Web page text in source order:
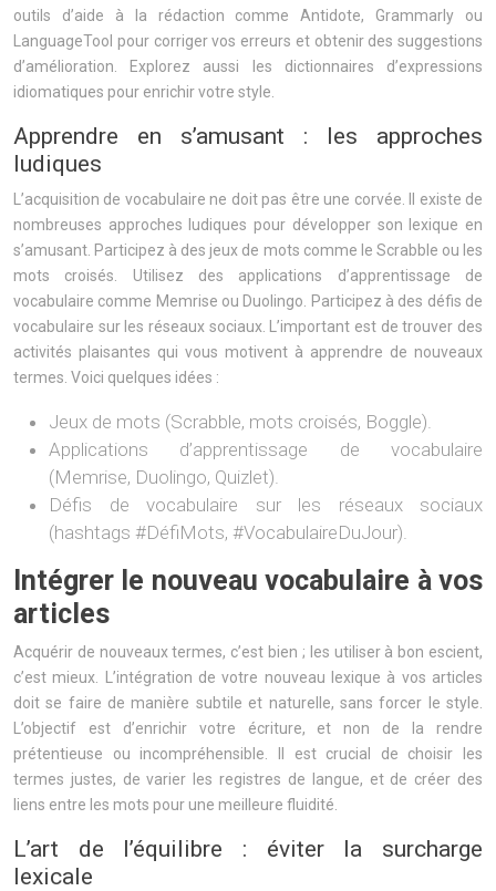
outils d’aide à la rédaction comme Antidote, Grammarly ou
LanguageTool pour corriger vos erreurs et obtenir des suggestions
d’amélioration. Explorez aussi les dictionnaires d’expressions
idiomatiques pour enrichir votre style.
Apprendre en s’amusant : les approches
ludiques
L’acquisition de vocabulaire ne doit pas être une corvée. Il existe de
nombreuses approches ludiques pour développer son lexique en
s’amusant. Participez à des jeux de mots comme le Scrabble ou les
mots croisés. Utilisez des applications d’apprentissage de
vocabulaire comme Memrise ou Duolingo. Participez à des défis de
vocabulaire sur les réseaux sociaux. L’important est de trouver des
activités plaisantes qui vous motivent à apprendre de nouveaux
termes. Voici quelques idées :
Jeux de mots (Scrabble, mots croisés, Boggle).
Applications d’apprentissage de vocabulaire
(Memrise, Duolingo, Quizlet).
Défis de vocabulaire sur les réseaux sociaux
(hashtags #DéfiMots, #VocabulaireDuJour).
Intégrer le nouveau vocabulaire à vos
articles
Acquérir de nouveaux termes, c’est bien ; les utiliser à bon escient,
c’est mieux. L’intégration de votre nouveau lexique à vos articles
doit se faire de manière subtile et naturelle, sans forcer le style.
L’objectif est d’enrichir votre écriture, et non de la rendre
prétentieuse ou incompréhensible. Il est crucial de choisir les
termes justes, de varier les registres de langue, et de créer des
liens entre les mots pour une meilleure fluidité.
L’art de l’équilibre : éviter la surcharge
lexicale